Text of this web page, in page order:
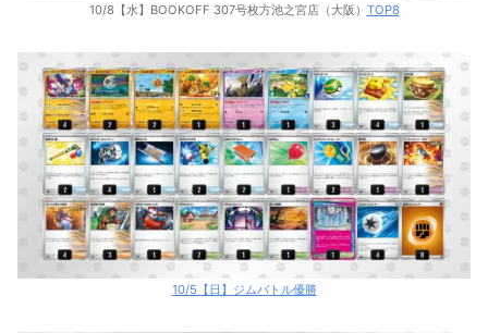
10/8【水】BOOKOFF 307号枚方池之宮店（大阪） TOP8
10/5【日】ジムバトル優勝